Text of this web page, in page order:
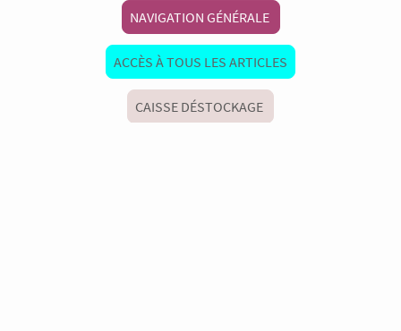
NAVIGATION GÉNÉRALE
ACCÈS À TOUS LES ARTICLES
CAISSE DÉSTOCKAGE